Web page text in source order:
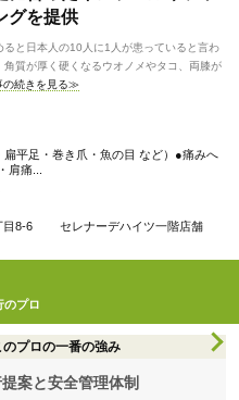
グを提供
と日本人の10人に1人が患っていると言わ
質が厚く硬くなるウオノメやタコ、両膝が
の続きを見る≫
平足・巻き爪・魚の目 など）●痛みへ
痛...
目8-6 セレナーデハイツ一階店舗
のプロ
のプロの一番の強み
案と安全管理体制